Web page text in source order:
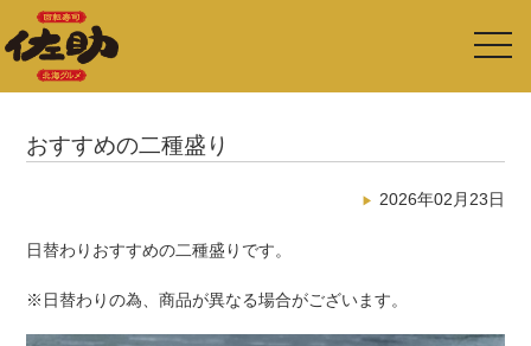
おすすめの二種盛り
2026年02月23日
日替わりおすすめの二種盛りです。
※日替わりの為、商品が異なる場合がございます。